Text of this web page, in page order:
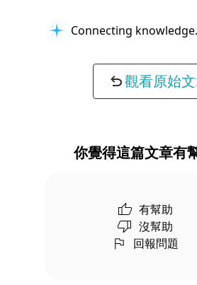
Connecting
觀看原始
你覺得這篇文章有
有幫助
沒幫助
回報問題